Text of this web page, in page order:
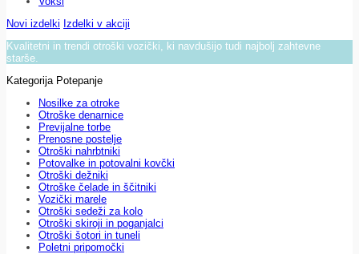
Novi izdelki Izdelki v akciji
Kvalitetni in trendi otroški vozički, ki navdušijo tudi najbolj zahtevne
starše.
Kategorija Potepanje
Nosilke za otroke
Otroške denarnice
Previjalne torbe
Prenosne postelje
Otroški nahrbtniki
Potovalke in potovalni kovčki
Otroški dežniki
Otroške čelade in ščitniki
Vozički marele
Otroški sedeži za kolo
Otroški skiroji in poganjalci
Otroški šotori in tuneli
Poletni pripomočki